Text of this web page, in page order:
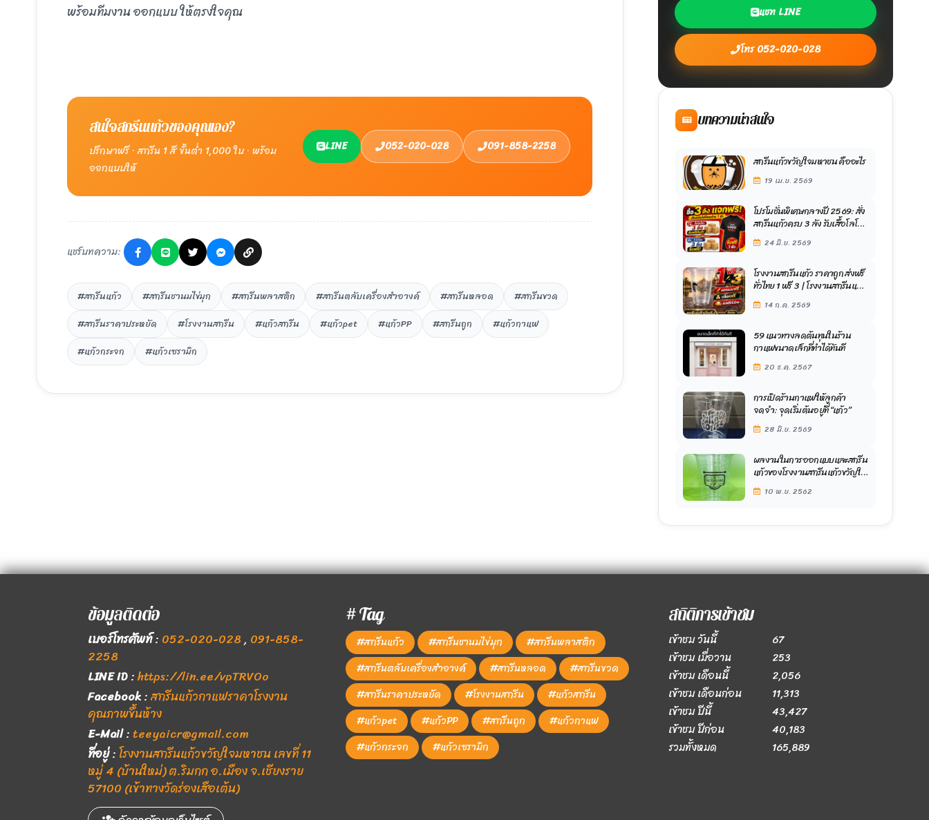
พร้อมทีมงาน ออกแบบ ให้ตรงใจคุณ
สนใจสกรีนแก้วของคุณเอง?
ปรึกษาฟรี · สกรีน 1 สี ขั้นต่ำ 1,000 ใบ · พร้อม
ออกแบบให้
LINE 052-020-028 091-858-2258
แชร์บทความ:
#สกรีนแก้ว #สกรีนชานมไข่มุก #สกรีนพลาสติก #สกรีนตลับเครื่องสำอางค์ #สกรีนหลอด
#สกรีนขวด
#สกรีนราคาประหยัด
#โรงงานสกรีน #แก้วสกรีน #แก้วpet #แก้วPP #สกรีนถูก
#แก้วกาแฟ
#แก้วกระจก
#แก้วเซรามิก
แชท LINE
โทร 052-020-028
บทความน่าสนใจ
สกรีนแก้วขวัญใจมหาชน คืออะไร
19 เม.ย. 2569
โปรโมชั่นพิเศษกลางปี 2569: สั่ง
สกรีนแก้วครบ 3 ลัง รับเสื้อโลโก้
ร้านฟรี! จากโรงงานสกรีนแก้ว
ขวัญใจมหาชน
24 มิ.ย. 2569
โรงงานสกรีนแก้ว ราคาถูก ส่งฟรี
ทั่วไทย 1 ฟรี 3 | โรงงานสกรีนแก้ว
ขวัญใจมหาชน
14 ก.ค. 2569
59 แนวทางลดต้นทุนในร้าน
กาแฟขนาดเล็กที่ทำได้ทันที
20 ธ.ค. 2567
การเปิดร้านกาแฟให้ลูกค้า
จดจำ: จุดเริ่มต้นอยู่ที่ “แก้ว”
28 มิ.ย. 2569
ผลงานในการออกแบบและสกรีน
แก้วของโรงงานสกรีนแก้วขวัญใจ
มหาชน10 พ.ย. 2562
ข้อมูลติดต่อ
เบอร์โทรศัพท์: 052-020-028, 091-858-
2258
LINE ID:https://lin.ee/vpTRVOo
Facebook:สกรีนแก้วกาแฟราคาโรงงาน
คุณภาพขึ้นห้าง
E-Mail:teeyaicr@gmail.com
ที่อยู่:โรงงานสกรีนแก้วขวัญใจมหาชน เลขที่ 11
หมู่ 4 (บ้านใหม่) ต.ริมกก อ.เมือง จ.เชียงราย
57100 (เข้าทางวัดร่องเสือเต้น)
# Tag
#สกรีนแก้ว #สกรีนชานมไข่มุก
#สกรีนพลาสติก
#สกรีนตลับเครื่องสำอางค์
#สกรีนหลอด
#สกรีนขวด
#สกรีนราคาประหยัด
#โรงงานสกรีน
#แก้วสกรีน
#แก้วpet
#แก้วPP #สกรีนถูก
#แก้วกาแฟ
#แก้วกระจก
#แก้วเซรามิก
สถิติการเข้าชม
เข้าชม วันนี้
67
เข้าชม เมื่อวาน
253
เข้าชม เดือนนี้
2,056
เข้าชม เดือนก่อน
11,313
เข้าชม ปีนี้
43,427
เข้าชม ปีก่อน
40,183
รวมทั้งหมด
165,889